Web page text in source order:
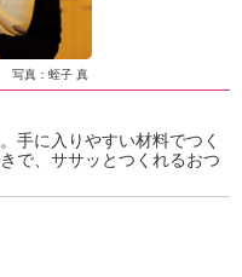
写真：蛭子 真
手に入りやすい材料でつく
で、ササッとつくれるおつ